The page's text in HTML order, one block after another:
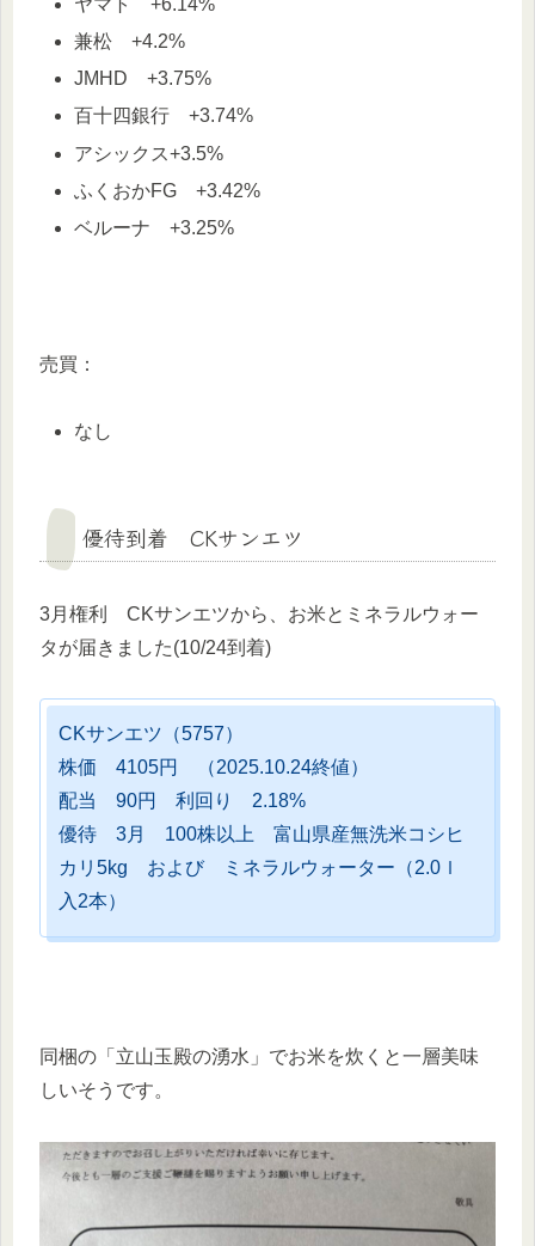
兼松 +4.2%
JMHD +3.75%
百十四銀行 +3.74%
アシックス+3.5%
ふくおかFG +3.42%
ベルーナ +3.25%
売買：
なし
優待到着 CKサンエツ
3月権利 CKサンエツから、お米とミネラルウォー
タが届きました(10/24到着)
CKサンエツ（5757）
株価 4105円 （2025.10.24終値）
配当 90円 利回り 2.18%
優待 3月 100株以上 富山県産無洗米コシヒ
カリ5kg および ミネラルウォーター（2.0ｌ
入2本）
同梱の「立山玉殿の湧水」でお米を炊くと一層美味
しいそうです。